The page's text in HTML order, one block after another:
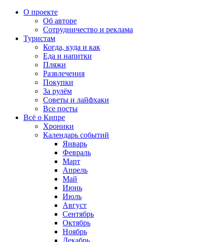
О проекте
Об авторе
Сотрудничество и реклама
Туристам
Когда, куда и как
Еда и напитки
Пляжи
Развлечения
Покупки
За рулём
Советы и лайфхаки
Все посты
Всё о Кипре
Хроники
Календарь событий
Январь
Февраль
Март
Апрель
Май
Июнь
Июль
Август
Сентябрь
Октябрь
Ноябрь
Декабрь